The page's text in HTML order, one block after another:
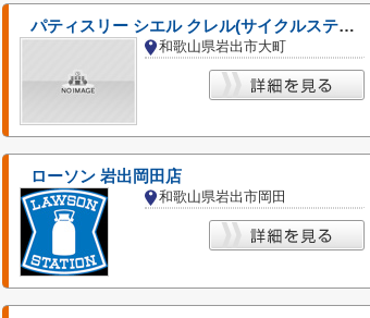
パティスリー シエル クレル(サイクルステーション)
和歌山県岩出市大町
ローソン 岩出岡田店
和歌山県岩出市岡田